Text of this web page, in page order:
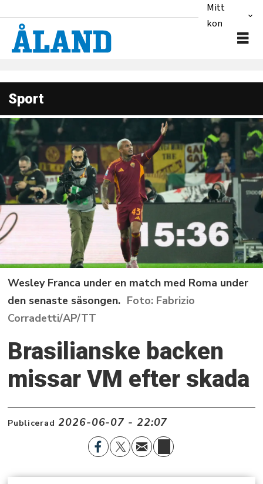
Mitt
konto
Sport
Wesley Franca under en match med Roma under
den senaste säsongen.
Fabrizio
Corradetti/AP/TT
Brasilianske backen
missar VM efter skada
Publicerad 2026-06-07 - 22:07